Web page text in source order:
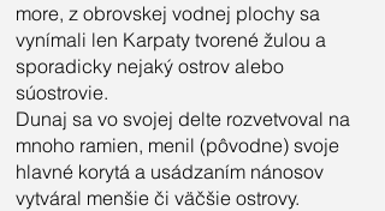
more, z obrovskej vodnej plochy sa
vynímali len Karpaty tvorené žulou a
sporadicky nejaký ostrov alebo
súostrovie.
Dunaj sa vo svojej delte rozvetvoval na
mnoho ramien, menil (pôvodne) svoje
hlavné korytá a usádzaním nánosov
vytváral menšie či väčšie ostrovy.